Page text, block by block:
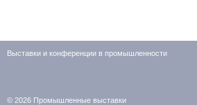
Выставки и конференции в промышленности
© 2026 Промышленные выставки